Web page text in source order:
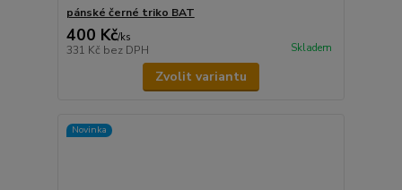
pánské černé triko BAT
400 Kč/ks
331 Kč bez DPH Skladem
Zvolit variantu
Novinka